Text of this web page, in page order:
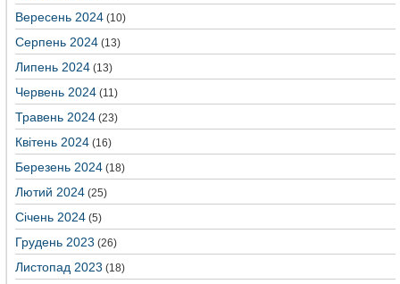
Вересень 2024 (10)
Серпень 2024 (13)
Липень 2024 (13)
Червень 2024 (11)
Травень 2024 (23)
Квітень 2024 (16)
Березень 2024 (18)
Лютий 2024 (25)
Січень 2024 (5)
Грудень 2023 (26)
Листопад 2023 (18)